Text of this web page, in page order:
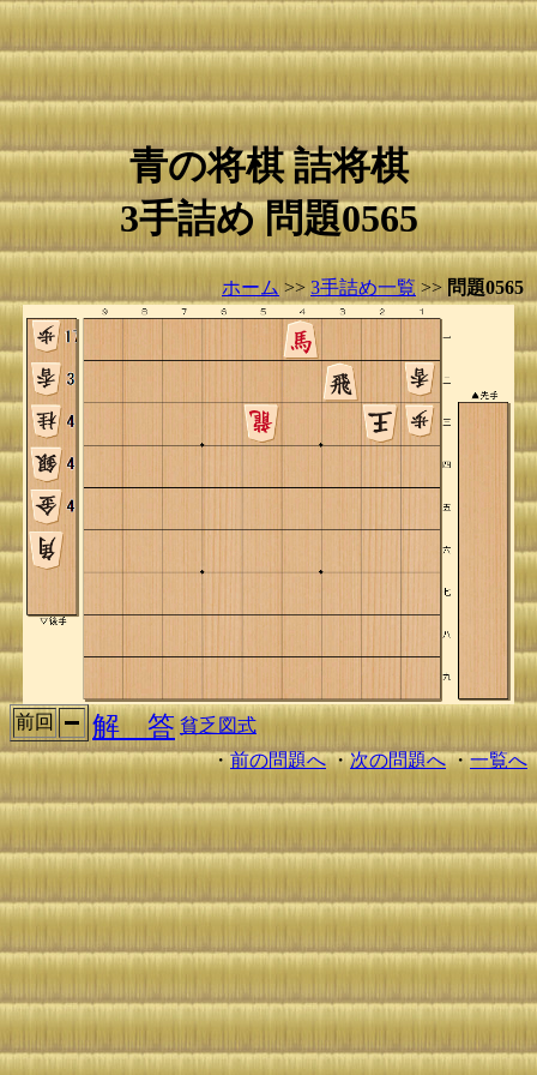
青の将棋 詰将棋
3手詰め 問題0565
ホーム >> 3手詰め一覧 >> 問題0565
前回 解 答 貧乏図式
・前の問題へ・次の問題へ・一覧へ